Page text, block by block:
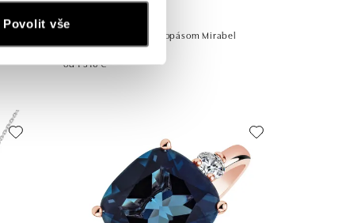
Povolit vše
Prsteň s diamantmi a topásom Mirabel
od 1 316 €